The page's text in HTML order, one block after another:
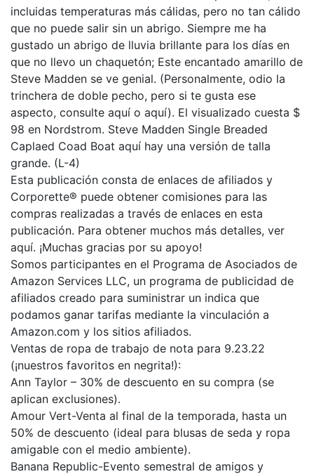
incluidas temperaturas más cálidas, pero no tan cálido
que no puede salir sin un abrigo. Siempre me ha
gustado un abrigo de lluvia brillante para los días en
que no llevo un chaquetón; Este encantado amarillo de
Steve Madden se ve genial. (Personalmente, odio la
trinchera de doble pecho, pero si te gusta ese
aspecto, consulte aquí o aquí). El visualizado cuesta $
98 en Nordstrom. Steve Madden Single Breaded
Caplaed Coad Boat aquí hay una versión de talla
grande. (L-4)
Esta publicación consta de enlaces de afiliados y
Corporette® puede obtener comisiones para las
compras realizadas a través de enlaces en esta
publicación. Para obtener muchos más detalles, ver
aquí. ¡Muchas gracias por su apoyo!
Somos participantes en el Programa de Asociados de
Amazon Services LLC, un programa de publicidad de
afiliados creado para suministrar un indica que
podamos ganar tarifas mediante la vinculación a
Amazon.com y los sitios afiliados.
Ventas de ropa de trabajo de nota para 9.23.22
(¡nuestros favoritos en negrita!):
Ann Taylor – 30% de descuento en su compra (se
aplican exclusiones).
Amour Vert-Venta al final de la temporada, hasta un
50% de descuento (ideal para blusas de seda y ropa
amigable con el medio ambiente).
Banana Republic-Evento semestral de amigos y